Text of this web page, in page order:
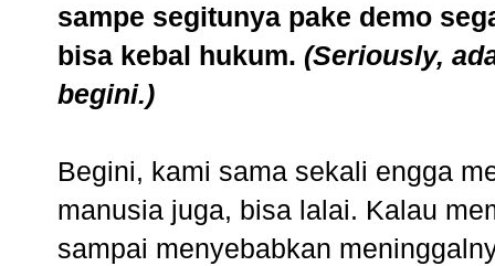
sampe segitunya pake demo
bisa kebal hukum. (Seriously,
begini.)
Begini, kami sama sekali engga
manusia juga, bisa lalai. Kalau
sampai menyebabkan